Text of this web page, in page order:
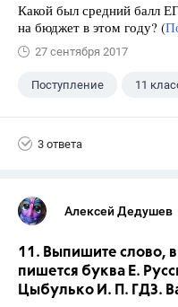
Какой был средний балл
на бюджет в этом году? (
27 сентября 2017
Поступление 11
3 ответа
Алексей Дедушев
11. Выпишите слово,
пишется буква Е.
Цыбулько И. П. ГДЗ.